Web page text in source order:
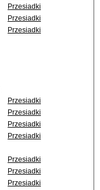
Przesiadki
Przesiadki
Przesiadki
Przesiadki
Przesiadki
Przesiadki
Przesiadki
Przesiadki
Przesiadki
Przesiadki